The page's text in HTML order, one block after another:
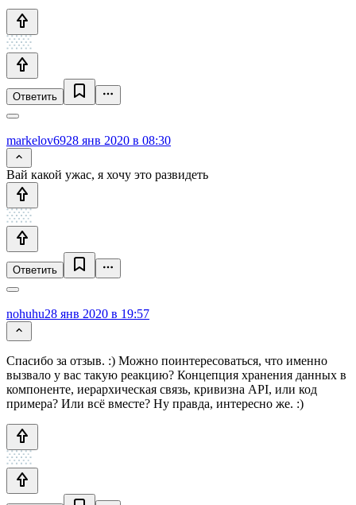
Ответить
markelov6928 янв 2020 в 08:30
Вай какой ужас, я хочу это развидеть
Ответить
nohuhu28 янв 2020 в 19:57
Спасибо за отзыв. :) Можно поинтересоваться, что именно
вызвало у вас такую реакцию? Концепция хранения данных в
компоненте, иерархическая связь, кривизна API, или код
примера? Или всё вместе? Ну правда, интересно же. :)